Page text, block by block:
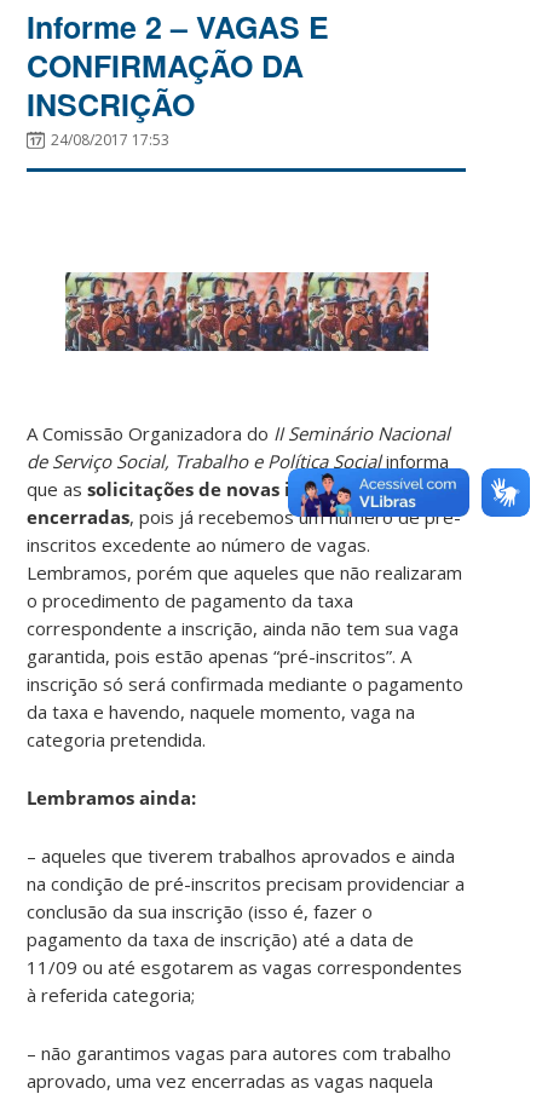
Informe 2 – VAGAS E
CONFIRMAÇÃO DA
INSCRIÇÃO
24/08/2017 17:53
A Comissão Organizadora do II Seminário Nacional
de Serviço Social, Trabalho e Política Socialinforma
que assolicitações de novas inscrições estão
encerradas, pois já recebemos um número de pré-
inscritos excedente ao número de vagas.
Lembramos, porém que aqueles que não realizaram
o procedimento de pagamento da taxa
correspondente a inscrição, ainda não tem sua vaga
garantida, pois estão apenas “pré-inscritos”. A
inscrição só será confirmada mediante o pagamento
da taxa e havendo, naquele momento, vaga na
categoria pretendida.
Lembramos ainda:
– aqueles que tiverem trabalhos aprovados e ainda
na condição de pré-inscritos precisam providenciar a
conclusão da sua inscrição (isso é, fazer o
pagamento da taxa de inscrição) até a data de
11/09 ou até esgotarem as vagas correspondentes
à referida categoria;
– não garantimos vagas para autores com trabalho
aprovado, uma vez encerradas as vagas naquela